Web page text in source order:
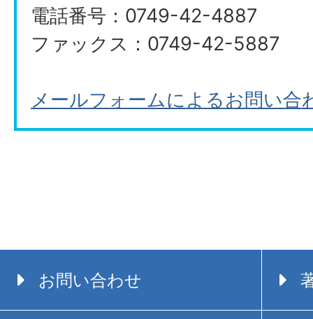
電話番号：0749-42-4887
ファックス：0749-42-5887
メールフォームによるお問い合
お問い合わせ